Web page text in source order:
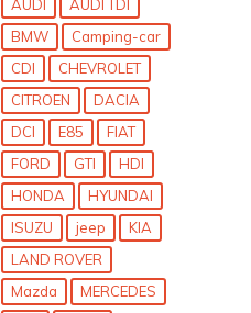
AUDI
AUDI TDI
BMW
Camping-car
CDI
CHEVROLET
CITROEN
DACIA
DCI
E85
FIAT
FORD
GTI
HDI
HONDA
HYUNDAI
ISUZU
jeep
KIA
LAND ROVER
Mazda
MERCEDES